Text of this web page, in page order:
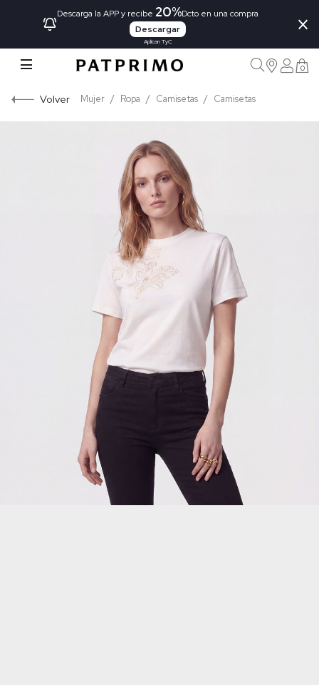
Descarga la APP y recibe 20%Dcto en una compra
Descargar
Aplican TyC
×
0
Volver Mujer Ropa Camisetas Camisetas